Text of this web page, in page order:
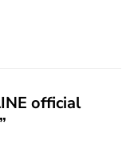
official